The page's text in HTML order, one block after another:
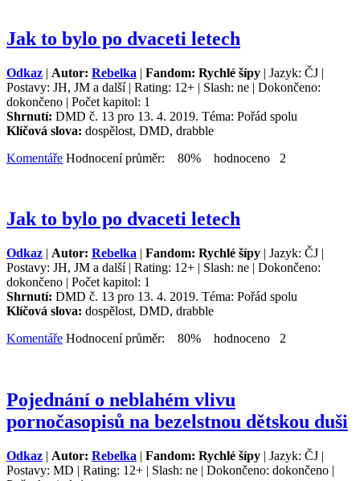
Jak to bylo po dvaceti letech
Odkaz | Autor: Rebelka | Fandom: Rychlé šípy | Jazyk: ČJ |
Postavy: JH, JM a další | Rating: 12+ | Slash: ne | Dokončeno:
dokončeno | Počet kapitol: 1
Shrnutí: DMD č. 13 pro 13. 4. 2019. Téma: Pořád spolu
Klíčová slova: dospělost, DMD, drabble
Komentáře Hodnocení průměr: 80% hodnoceno 2
Jak to bylo po dvaceti letech
Odkaz | Autor: Rebelka | Fandom: Rychlé šípy | Jazyk: ČJ |
Postavy: JH, JM a další | Rating: 12+ | Slash: ne | Dokončeno:
dokončeno | Počet kapitol: 1
Shrnutí: DMD č. 13 pro 13. 4. 2019. Téma: Pořád spolu
Klíčová slova: dospělost, DMD, drabble
Komentáře Hodnocení průměr: 80% hodnoceno 2
Pojednání o neblahém vlivu
pornočasopisů na bezelstnou dětskou duši
Odkaz | Autor: Rebelka | Fandom: Rychlé šípy | Jazyk: ČJ |
Postavy: MD | Rating: 12+ | Slash: ne | Dokončeno: dokončeno |